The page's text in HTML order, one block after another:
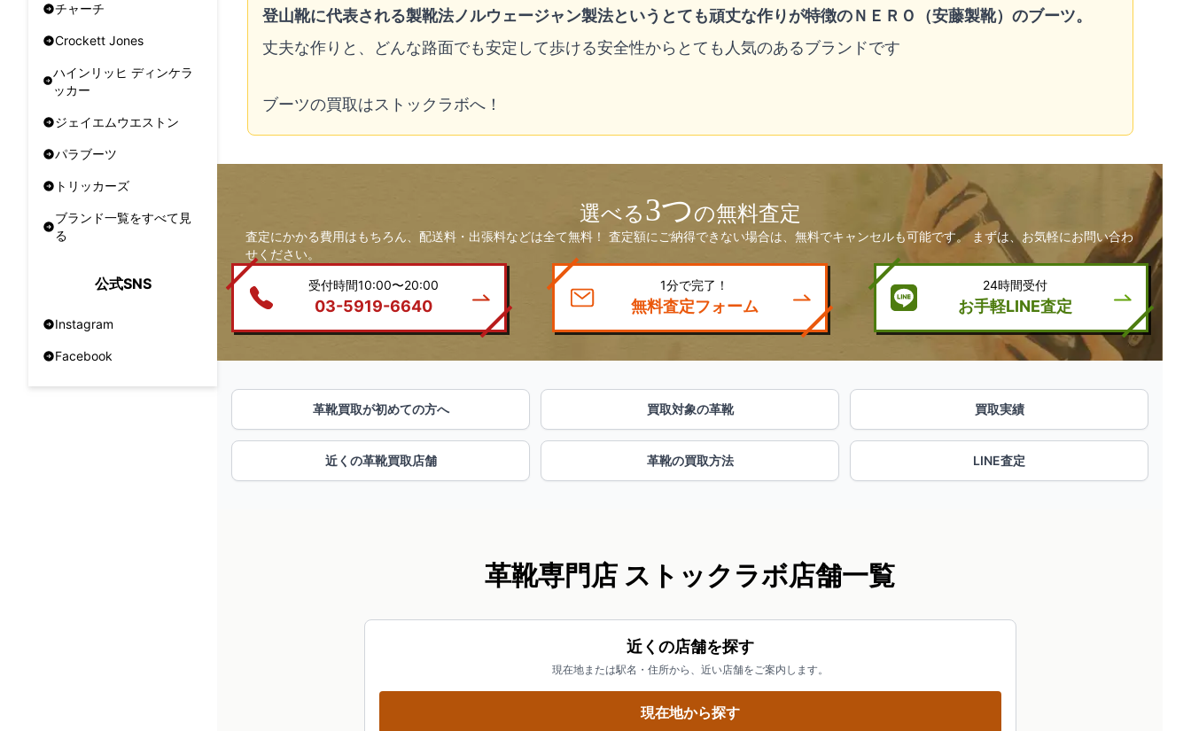
チャーチ
Crockett Jones
ハインリッヒ ディンケラ
ッカー
ジェイエムウエストン
パラブーツ
トリッカーズ
ブランド一覧をすべて見
る
公式SNS
Instagram
Facebook
登山靴に代表される製靴法ノルウェージャン製法というとても頑丈な作りが特徴のＮＥＲＯ（安藤製靴）のブーツ。
丈夫な作りと、どんな路面でも安定して歩ける安全性からとても人気のあるブランドです
ブーツの買取はストックラボへ！
選べる3つの無料査定
査定にかかる費用はもちろん、配送料・出張料などは全て無料！ 査定額にご納得できない場合は、無料でキャンセルも可能です。 まずは、お気軽にお問い合わ
せください。
受付時間10:00〜20:00
03-5919-6640
1分で完了！
無料査定フォーム
24時間受付
お手軽LINE査定
革靴買取が初めての方へ 買取対象の革靴 買取実績
近くの革靴買取店舗 革靴の買取方法 LINE査定
革靴専門店 ストックラボ店舗一覧
近くの店舗を探す
現在地または駅名・住所から、近い店舗をご案内します。
現在地から探す